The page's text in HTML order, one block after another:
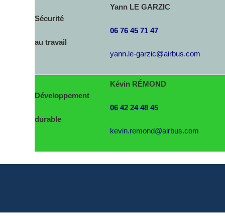
Sécurité
au travail
Yann LE GARZIC
06 76 45 71 47
yann.le-garzic@airbus.com
Développement
durable
Kévin RÉMOND
06 42 24 48 45
kevin.remond@airbus.com